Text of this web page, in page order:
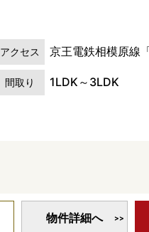
アクセス 京王電鉄相模原線
間取り 1LDK～3LDK
物件詳細へ